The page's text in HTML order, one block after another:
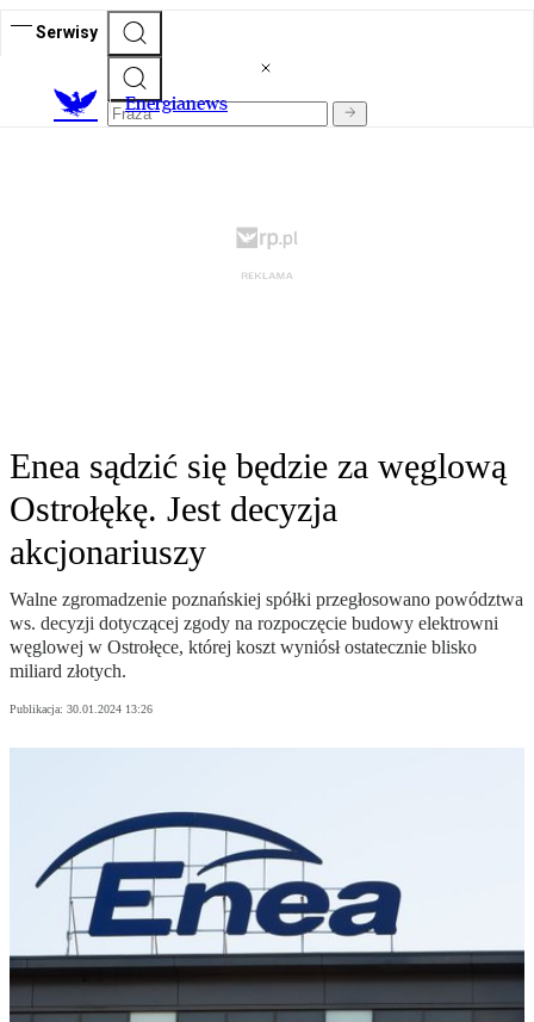
Serwisy
Energianews
Enea sądzić się będzie za węglową
Ostrołękę. Jest decyzja
akcjonariuszy
Walne zgromadzenie poznańskiej spółki przegłosowano powództwa
ws. decyzji dotyczącej zgody na rozpoczęcie budowy elektrowni
węglowej w Ostrołęce, której koszt wyniósł ostatecznie blisko
miliard złotych.
Publikacja: 30.01.2024 13:26